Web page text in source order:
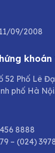
09/2008
52 Phố Lê
phố Hà
8888
– (024)